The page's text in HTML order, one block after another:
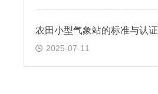
农田小型气象站的标准与认证
2025-07-11